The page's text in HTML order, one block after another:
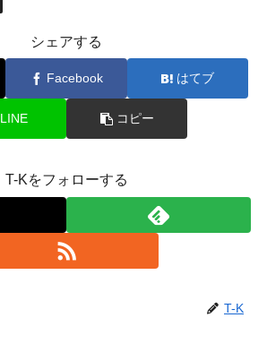
シェアする
Facebook はてブ
LINE コピー
T-Kをフォローする
T-K